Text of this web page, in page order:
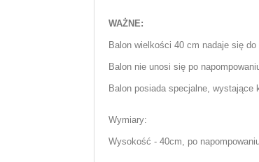
WAŻNE:
Balon wielkości 40 cm nadaje się do
Balon nie unosi się po
Balon posiada specjalne, wystające
Wymiary:
Wysokość - 40cm, po